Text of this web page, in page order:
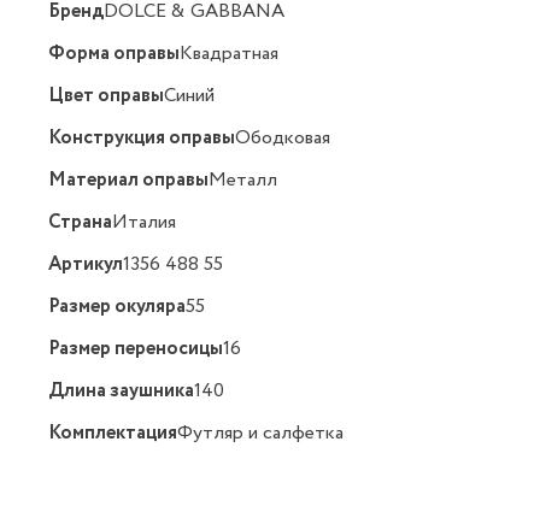
БрендDOLCE & GABBANA
Форма оправыКвадратная
Цвет оправыСиний
Конструкция оправыОбодковая
Материал оправыМеталл
СтранаИталия
Артикул1356 488 55
Размер окуляра55
Размер переносицы16
Длина заушника140
КомплектацияФутляр и салфетка